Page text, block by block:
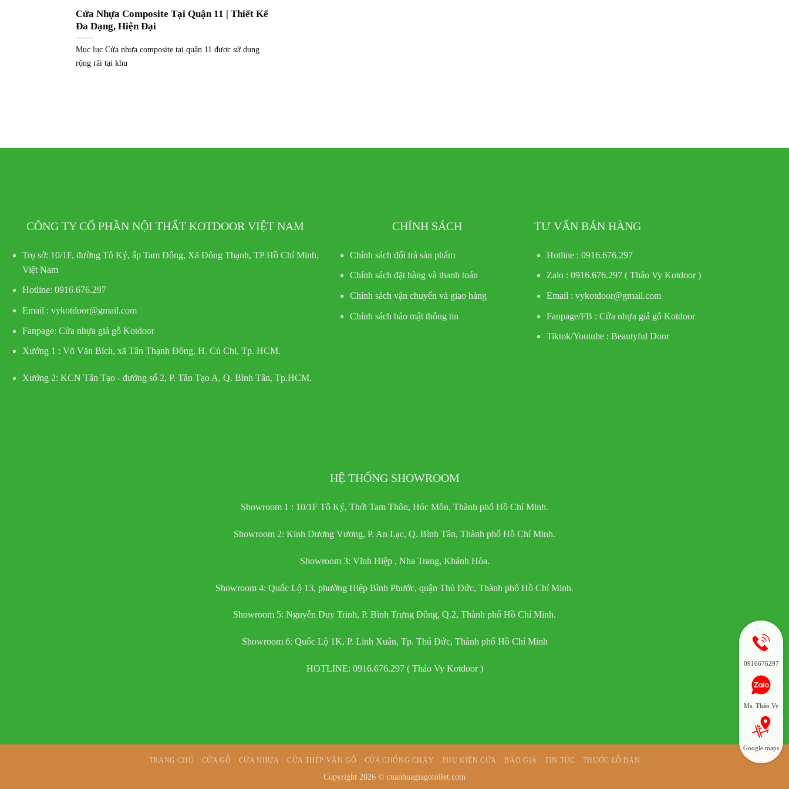
Cửa Nhựa Composite Tại Quận 11 | Thiết Kế
Đa Dạng, Hiện Đại
Mục lục Cửa nhựa composite tại quận 11 được sử dụng
rộng rãi tại khu
CÔNG TY CỔ PHẦN NỘI THẤT KOTDOOR VIỆT NAM
Trụ sở: 10/1F, đường Tô Ký, ấp Tam Đông, Xã Đông Thạnh, TP Hồ Chí Minh,
Việt Nam
Hotline: 0916.676.297
Email : vykotdoor@gmail.com
Fanpage: Cửa nhựa giả gỗ Kotdoor
Xưởng 1 : Võ Văn Bích, xã Tân Thạnh Đông, H. Củ Chi, Tp. HCM.
Xưởng 2: KCN Tân Tạo - đường số 2, P. Tân Tạo A, Q. Bình Tân, Tp.HCM.
CHÍNH SÁCH
Chính sách đổi trả sản phẩm
Chính sách đặt hàng và thanh toán
Chính sách vận chuyển và giao hàng
Chính sách bảo mật thông tin
TƯ VẤN BÁN HÀNG
Hotline : 0916.676.297
Zalo : 0916.676.297 ( Thảo Vy Kotdoor )
Email : vykotdoor@gmail.com
Fanpage/FB :Cửa nhựa giả gỗ Kotdoor
Tiktok/Youtube :Beautyful Door
HỆ THỐNG SHOWROOM
Showroom 1 : 10/1F Tô Ký, Thới Tam Thôn, Hóc Môn, Thành phố Hồ Chí Minh.
Showroom 2: Kinh Dương Vương, P. An Lạc, Q. Bình Tân, Thành phố Hồ Chí Minh.
Showroom 3: Vĩnh Hiệp , Nha Trang, Khánh Hòa.
Showroom 4: Quốc Lộ 13, phường Hiệp Bình Phước, quận Thủ Đức, Thành phố Hồ Chí Minh.
Showroom 5: Nguyễn Duy Trinh, P. Bình Trưng Đông, Q.2, Thành phố Hồ Chí Minh.
Showroom 6: Quốc Lộ 1K, P. Linh Xuân, Tp. Thủ Đức, Thành phố Hồ Chí Minh
HOTLINE: 0916.676.297 ( Thảo Vy Kotdoor )
TRANG CHỦ CỬA GỖ CỬA NHỰA CỬA THÉP VÂN GỖ CỬA CHỐNG CHÁY PHỤ KIỆN CỬA BÁO GIÁ TIN TỨC THƯỚC LỖ BAN
Copyright 2026 © cuanhuagiagotoilet.com
0916676297
Ms. Thảo Vy
Google maps